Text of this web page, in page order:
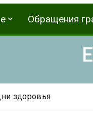
Обращения
здоровья